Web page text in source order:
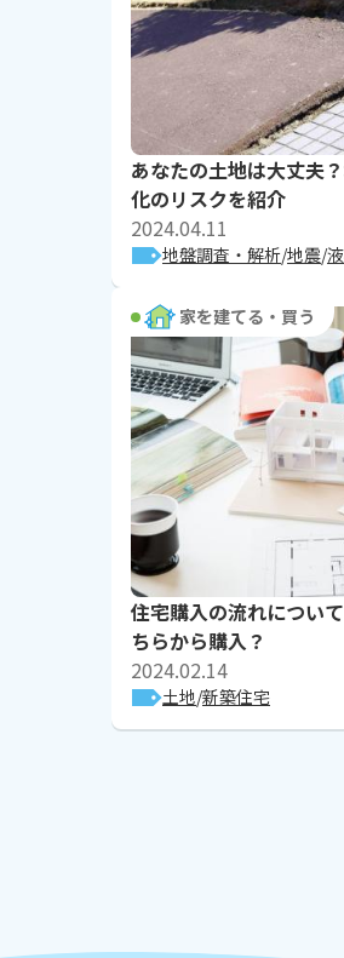
あなたの土地は大丈夫
化のリスクを紹介
2024.04.11
地盤調査・解析 地震
家を建てる・買う
住宅購入の流れについ
ちらから購入？
2024.02.14
土地 新築住宅